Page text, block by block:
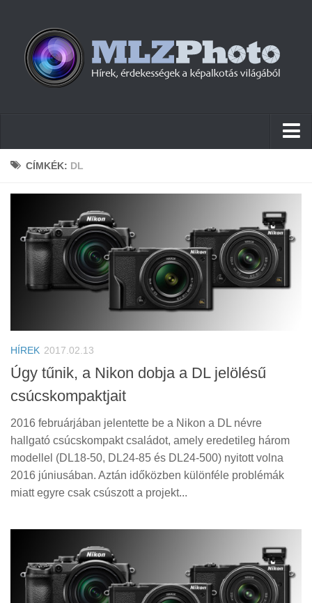
Hírek
Szoftver
Firmware
Tudástár
Érdekességek
Helyszíni Riport
E-BB
CÍMKÉK: DL
HÍREK 2017.02.13
Úgy tűnik, a Nikon dobja a DL jelölésű
csúcskompaktjait
2016 februárjában jelentette be a Nikon a DL névre
hallgató csúcskompakt családot, amely eredetileg három
modellel (DL18-50, DL24-85 és DL24-500) nyitott volna
2016 júniusában. Aztán időközben különféle problémák
miatt egyre csak csúszott a projekt...